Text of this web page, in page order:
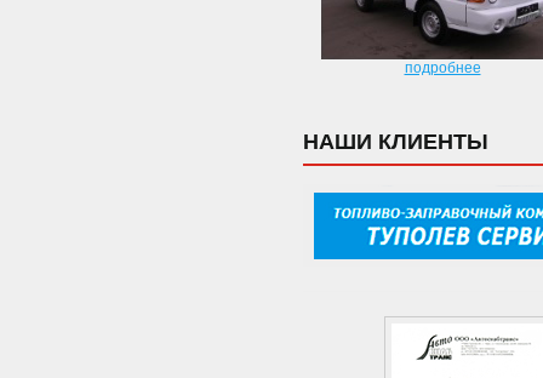
подробнее
НАШИ КЛИЕНТЫ